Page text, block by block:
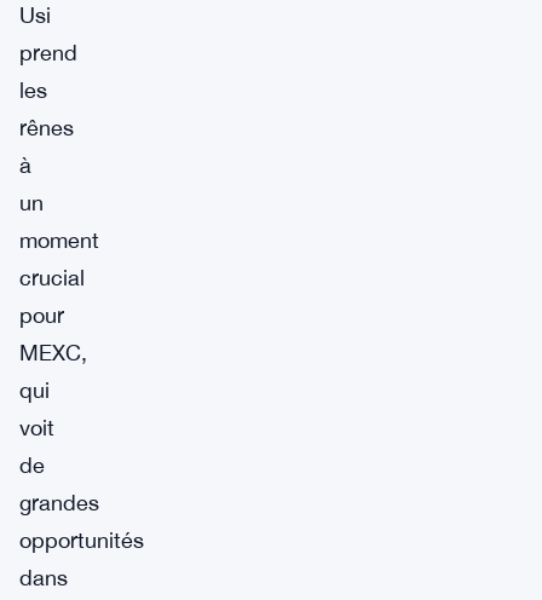
Usi
prend
les
rênes
à
un
moment
crucial
pour
MEXC,
qui
voit
de
grandes
opportunités
dans